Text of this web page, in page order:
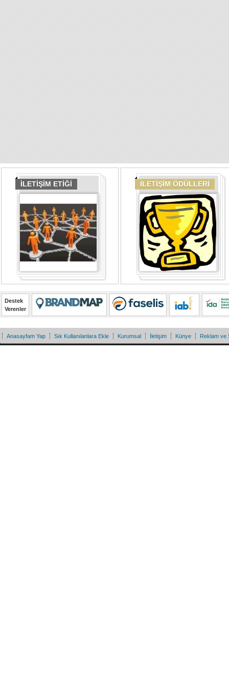
İLETİŞİM ETİĞİ İLETİŞİM ÖDÜLLERİ
Destek
Verenler
Anasayfam Yap Sık Kullanılanlara Ekle Kurumsal İletişim Künye Reklam ve